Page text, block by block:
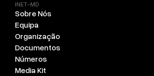
INET-MD
Sobre Nós
Equipa
Organização
Documentos
Números
Media Kit